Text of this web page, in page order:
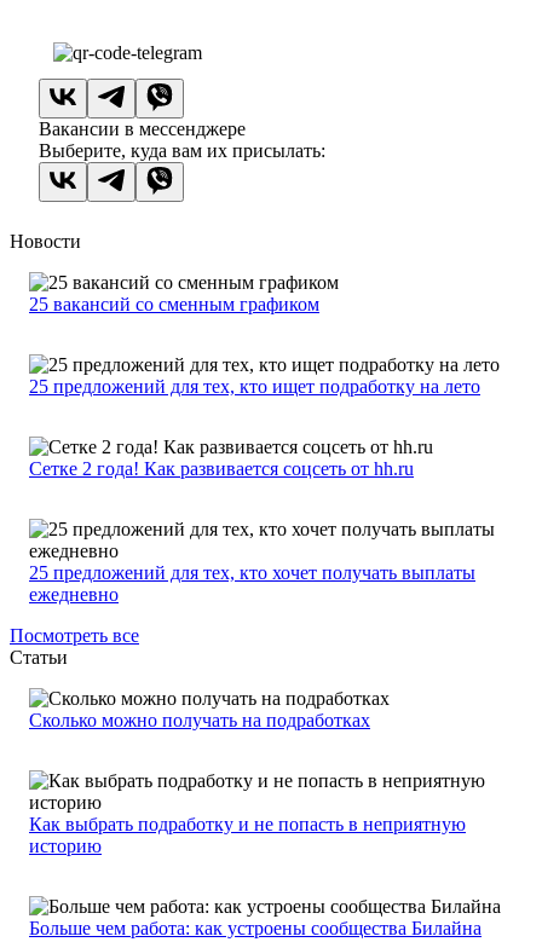
Вакансии в мессенджере
Выберите, куда вам их присылать:
Новости
25 вакансий со сменным графиком
25 предложений для тех, кто ищет подработку на лето
Сетке 2 года! Как развивается соцсеть от hh.ru
25 предложений для тех, кто хочет получать выплаты
ежедневно
Посмотреть все
Статьи
Сколько можно получать на подработках
Как выбрать подработку и не попасть в неприятную
историю
Больше чем работа: как устроены сообщества Билайна